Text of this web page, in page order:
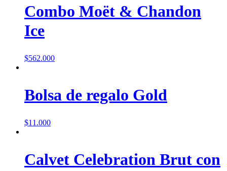
Combo Moët & Chandon
Ice
$562.000
Bolsa de regalo Gold
$11.000
Calvet Celebration Brut con